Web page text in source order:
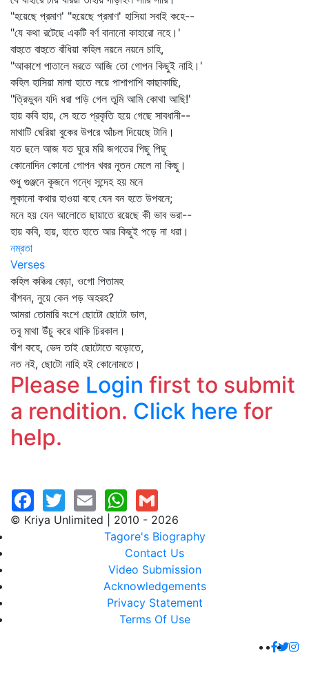
"হয়েছে প্রমাণ' "হয়েছে প্রমাণ' হাসিয়া সবাই কহে--
"যে কথা রটেছে একটি বর্ণ বানানো কাহারো নহে।'
বাহুতে বাহুতে বাঁধিয়া কহিল নয়নে নয়নে চাহি,
"আকাশে পাতালে মরতে আজি তো গোপন কিছুই নাহি।'
কহিল হাসিয়া মালা হাতে লয়ে পাশাপাশি কাছাকাছি,
"ত্রিভুবন যদি ধরা পড়ি গেল তুমি আমি কোথা আছি!'
হায় কবি হায়, সে হতে প্রকৃতি হয়ে গেছে সাবধানী--
মাথাটি ঘেরিয়া বুকের উপরে আঁচল দিয়েছে টানি।
যত ছলে আজ যত ঘুরে মরি জগতের পিছু পিছু
কোনোদিন কোনো গোপন খবর নূতন মেলে না কিছু।
শুধু গুঞ্জনে কূজনে গন্ধে সন্দেহ হয় মনে
লুকানো কথার হাওয়া বহে যেন বন হতে উপবনে;
মনে হয় যেন আলোতে ছায়াতে রয়েছে কী ভাব ভরা--
হায় কবি, হায়, হাতে হাতে আর কিছুই পড়ে না ধরা।
নম্রতা
Verses
কহিল কঞ্চির বেড়া, ওগো পিতামহ
বাঁশবন, নুয়ে কেন পড় অহরহ?
আমরা তোমারি বংশে ছোটো ছোটো ডাল,
তবু মাথা উঁচু করে থাকি চিরকাল।
বাঁশ কহে, ভেদ তাই ছোটোতে বড়োতে,
নত নই, ছোটো নাহি হই কোনোমতে।
Please Login first to submit
a rendition. Click here for
help.
© Kriya Unlimited | 2010 - 2026
Tagore's Biography
Contact Us
Video Submission
Acknowledgements
Privacy Statement
Terms Of Use